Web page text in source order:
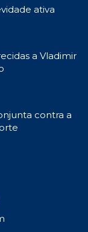
ativa
a Vladimir
contra a